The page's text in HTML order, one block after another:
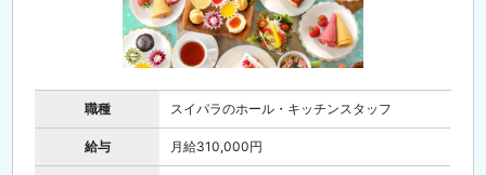
職種 スイパラのホール・キッチンスタッフ
給与 月給310,000円